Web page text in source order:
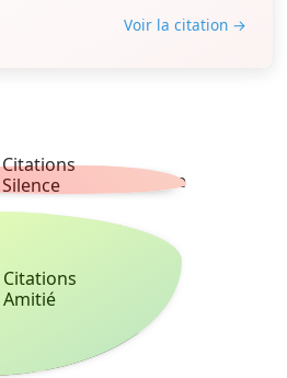
Voir la citation →
Citations
Silence
Citations
Amitié